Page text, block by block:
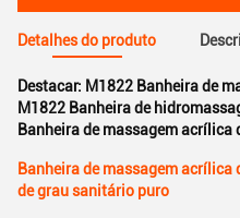
Detalhes do produto
Destacar: M1822 Banheira de
M1822 Banheira de
Banheira de massagem
Banheira de massagem
de grau sanitário puro